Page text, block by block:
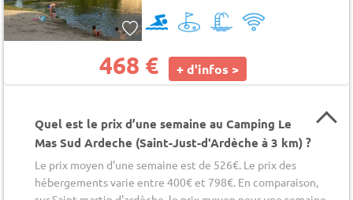
468 € + d'infos >
Quel est le prix d’une semaine au Camping Le
Mas Sud Ardeche (Saint-Just-d'Ardèche à 3 km) ?
Le prix moyen d’une semaine est de 526€. Le prix des
hébergements varie entre 400€ et 798€. En comparaison,